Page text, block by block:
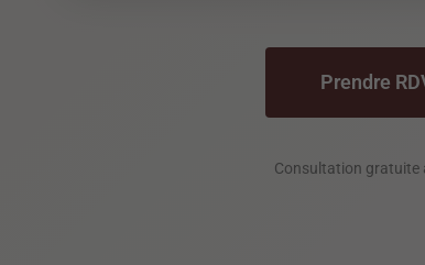
Prendre
Consultation gratuite